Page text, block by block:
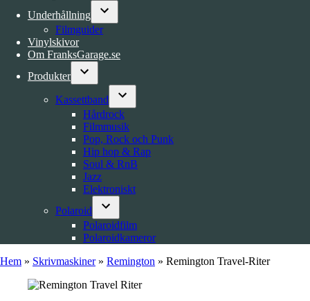
Underhållning
Open
menu
Filmguider
Vinylskivor
Om FranksGarage.se
Produkter
Open
dropdown
menu
Kassettband
Open
dropdown
menu
Hårdrock
Filmmusik
Pop, Rock och Punk
Hip hop & Rap
Soul & RnB
Jazz
Elektroniskt
Polaroid
Open
dropdown
menu
Polaroidfilm
Polaroidkameror
Hem » Skrivmaskiner» Remington » Remington Travel-Riter